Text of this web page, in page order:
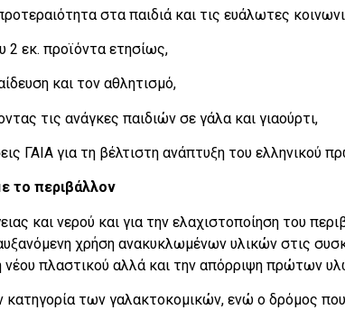
στα παιδιά και τις ευάλωτες
2 εκ. προϊόντα ετησίως,
και τον αθλητισμό,
τις ανάγκες παιδιών σε γάλα και γιαούρτι,
ΓΑΙΑ για τη βέλτιστη ανάπτυξη του ελληνικού
το περιβάλλον
και νερού και για την ελαχιστοποίηση του
χρήση ανακυκλωμένων υλικών στις
πλαστικού αλλά και την απόρριψη πρώτων
των γαλακτοκομικών, ενώ ο δρόμος που